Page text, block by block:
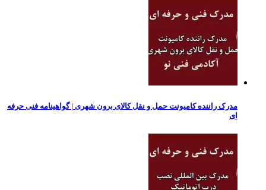
مدرک راننده کامیونت حمل و نقل کالای برون شهری | گواهینامه فنی حرفه
ای